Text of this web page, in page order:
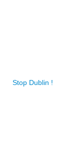
Stop Dublin !